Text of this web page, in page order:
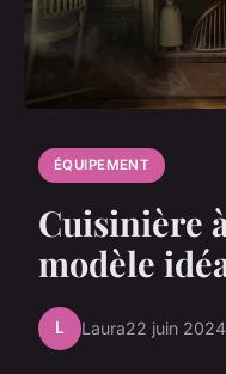
ÉQUIPEMENT
Cuisinière
modèle
L Laura22 juin 2024